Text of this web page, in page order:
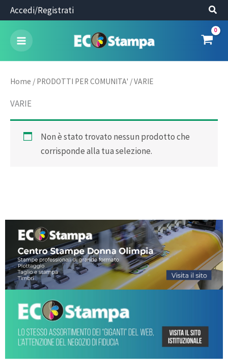
al
contenuto
Accedi/Registrati
Home / PRODOTTI PER COMUNITA' / VARIE
VARIE
Non è stato trovato nessun prodotto che
corrisponde alla tua selezione.